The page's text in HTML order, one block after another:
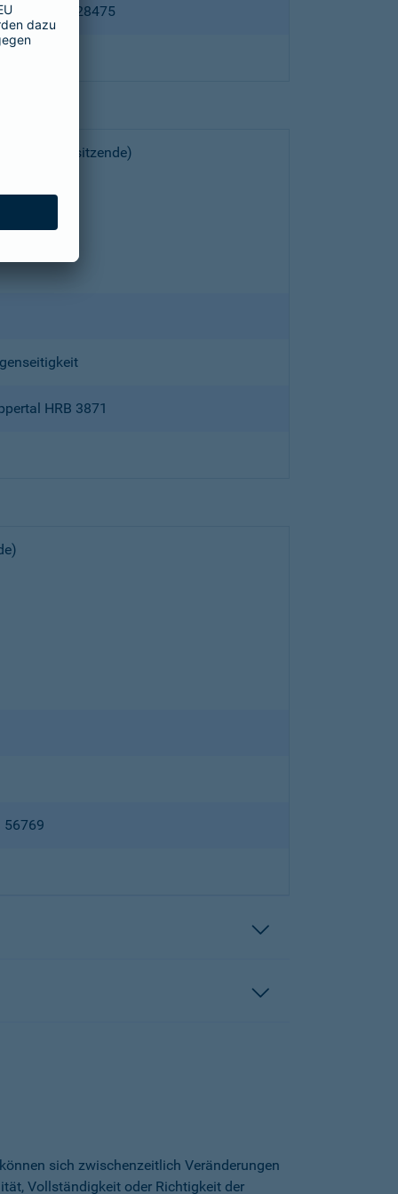
HRB 28475
(Vorsitzende)
HRB 3871
56769
sich zwischenzeitlich Veränderungen
Vollständigkeit oder Richtigkeit der